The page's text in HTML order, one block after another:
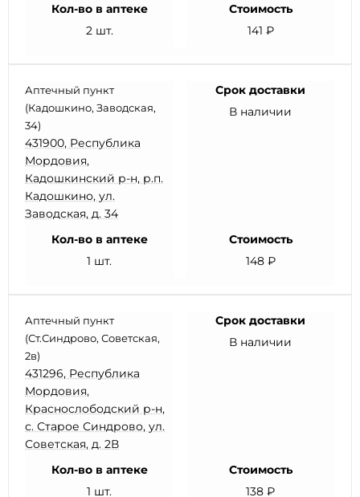
Кол-во в аптеке
2 шт.
Стоимость
141 ₽
Аптечный пункт
(Кадошкино, Заводская,
34)
431900, Республика
Мордовия,
Кадошкинский р-н, р.п.
Кадошкино, ул.
Заводская, д. 34
Срок доставки
В наличии
Кол-во в аптеке
1 шт.
Стоимость
148 ₽
Аптечный пункт
(Ст.Синдрово, Советская,
2в)
431296, Республика
Мордовия,
Краснослободский р-н,
с. Старое Синдрово, ул.
Советская, д. 2В
Срок доставки
В наличии
Кол-во в аптеке
1 шт.
Стоимость
138 ₽